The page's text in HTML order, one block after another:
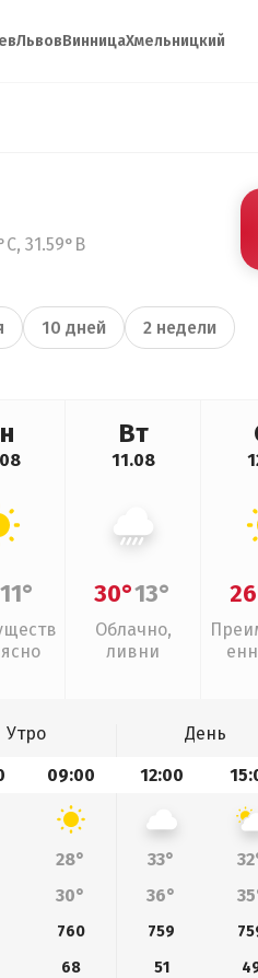
ЛьвовВинницаХмельницкий
31.59°В
10 дней 2 недели
11°
Вт
11.08
30°13°
Облачно,
ливни
Утро День
09:00 12:00
28° 33°
30° 36°
760 759
68 51